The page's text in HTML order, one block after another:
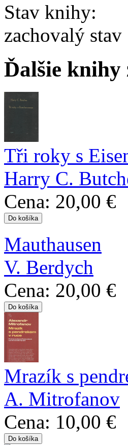
Stav knihy:
zachovalý stav
Ďalšie knihy
Tři roky s
Harry C.
Cena: 20,00 €
Mauthausen
V. Berdych
Cena: 20,00 €
Mrazík s
A. Mitrofanov
Cena: 10,00 €